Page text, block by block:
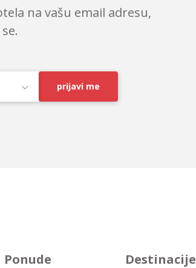
na vašu email adresu,
prijavi me
Ponude Destinacije